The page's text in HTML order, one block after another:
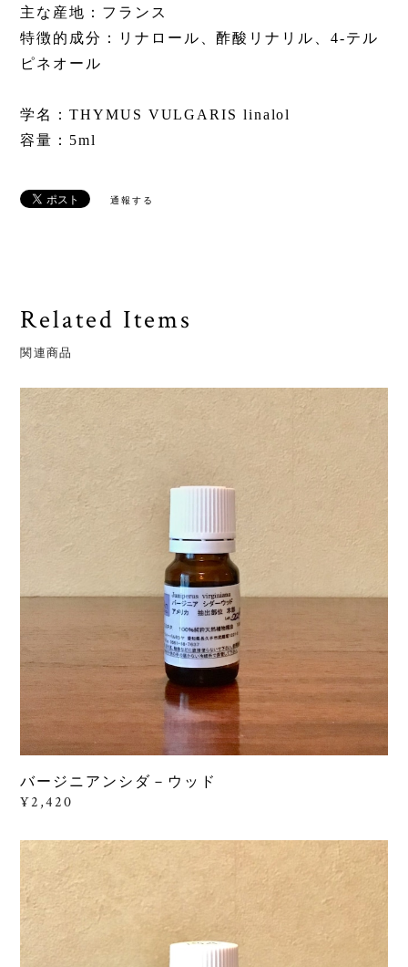
主な産地：フランス
特徴的成分：リナロール、酢酸リナリル、4-テル
ピネオール
学名：THYMUS VULGARIS linalol
容量：5ml
通報する
Related Items
関連商品
バージニアンシダ－ウッド
¥2,420